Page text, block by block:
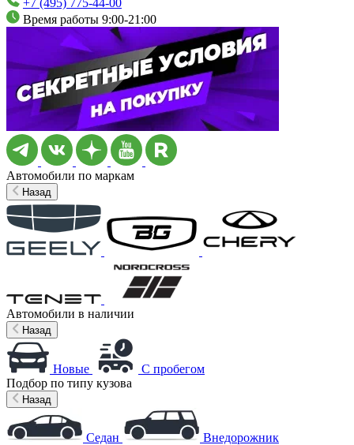
+7 (495) 775-44-00
Время работы 9:00-21:00
Автомобили по маркам
Назад
Автомобили в наличии
Назад
Новые
С пробегом
Подбор по типу кузова
Назад
Седан Внедорожник